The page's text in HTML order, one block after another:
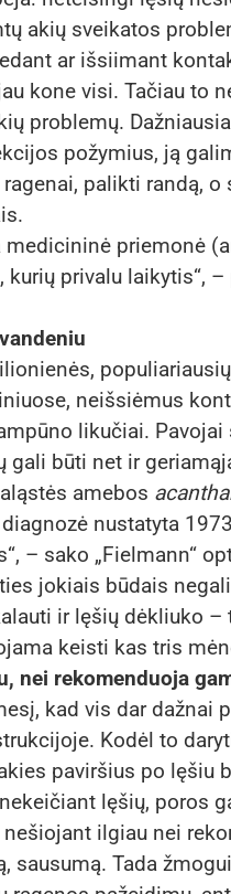
akių sveikatos
ar išsiimant
kone visi. Tačiau to
problemų.
požymius, ją
palikti randą,
medicininė priemonė
kurių privalu laikytis“,
neišsiėmus
likučiai.
gali būti net ir
amebos
nustatyta
– sako „Fielmann“
jokiais būdais
ir lęšių dėkliuko
keisti kas tris
nei rekomenduoja
kad vis dar dažnai
Kodėl to
paviršius po lęšiu
lęšių, poros
nešiojant ilgiau nei
sausumą. Tada